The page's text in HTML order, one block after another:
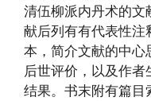
清伍柳派内丹术的文
献后列有有代表性注
本，简介文献的中心
后世评价，以及作
结果。书末附有篇目